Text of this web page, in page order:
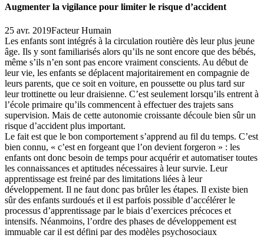
Augmenter la vigilance pour limiter le risque d’accident
25 avr. 2019Facteur Humain
Les enfants sont intégrés à la circulation routière dès leur plus jeune
âge. Ils y sont familiarisés alors qu’ils ne sont encore que des bébés,
même s’ils n’en sont pas encore vraiment conscients. Au début de
leur vie, les enfants se déplacent majoritairement en compagnie de
leurs parents, que ce soit en voiture, en poussette ou plus tard sur
leur trottinette ou leur draisienne. C’est seulement lorsqu’ils entrent à
l’école primaire qu’ils commencent à effectuer des trajets sans
supervision. Mais de cette autonomie croissante découle bien sûr un
risque d’accident plus important.
Le fait est que le bon comportement s’apprend au fil du temps. C’est
bien connu, « c’est en forgeant que l’on devient forgeron » : les
enfants ont donc besoin de temps pour acquérir et automatiser toutes
les connaissances et aptitudes nécessaires à leur survie. Leur
apprentissage est freiné par des limitations liées à leur
développement. Il ne faut donc pas brûler les étapes. Il existe bien
sûr des enfants surdoués et il est parfois possible d’accélérer le
processus d’apprentissage par le biais d’exercices précoces et
intensifs. Néanmoins, l’ordre des phases de développement est
immuable car il est défini par des modèles psychosociaux